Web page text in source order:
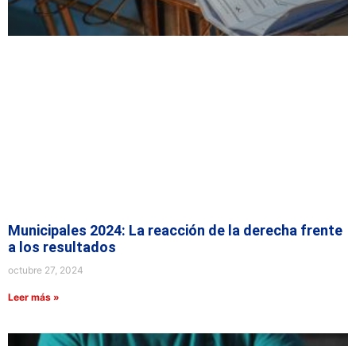
Municipales 2024: La reacción de la derecha frente
a los resultados
octubre 27, 2024
Leer más »